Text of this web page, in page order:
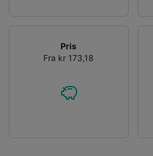
Pris
Fra kr 173,18